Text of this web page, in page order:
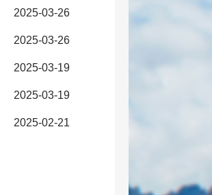
2025-03-26
2025-03-26
2025-03-19
2025-03-19
2025-02-21